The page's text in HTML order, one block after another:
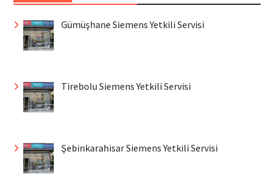
Gümüşhane Siemens Yetkili Servisi
Tirebolu Siemens Yetkili Servisi
Şebinkarahisar Siemens Yetkili Servisi